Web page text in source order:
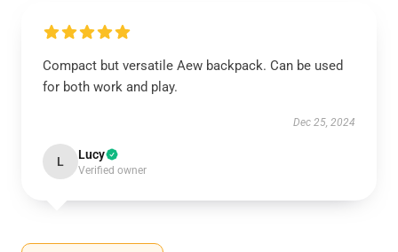
Compact but versatile Aew backpack. Can be used
for both work and play.
Dec 25, 2024
L Lucy
Verified owner